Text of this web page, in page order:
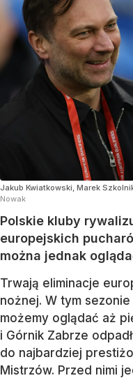
Jakub Kwiatkowski, Marek
Nowak
Polskie kluby
europejskich
można jednak
Trwają eliminacje
nożnej. W tym
możemy oglądać aż
i Górnik Zabrze
do najbardziej
Mistrzów. Przed nimi